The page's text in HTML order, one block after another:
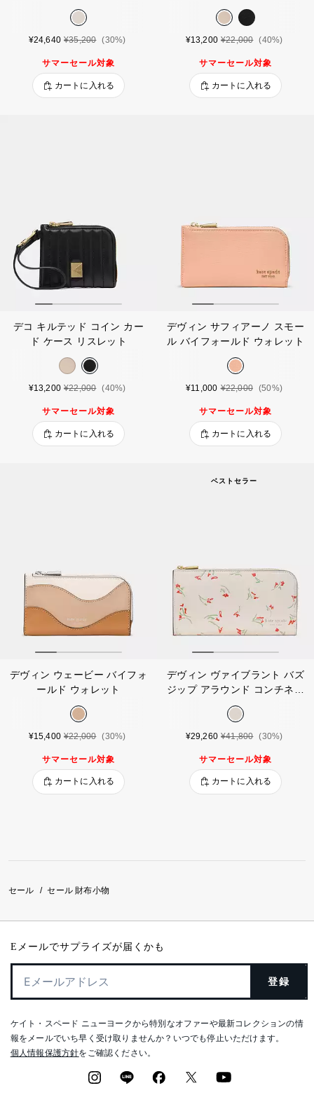
¥24,640 ¥35,200 (30%)
サマーセール対象
カートに入れる
¥13,200 ¥22,000 (40%)
サマーセール対象
カートに入れる
デコ キルテッド コイン カー
ド ケース リスレット
¥13,200 ¥22,000 (40%)
サマーセール対象
カートに入れる
デヴィン サフィアーノ スモー
ル バイフォールド ウォレット
¥11,000 ¥22,000 (50%)
サマーセール対象
カートに入れる
デヴィン ウェービー バイフォ
ールド ウォレット
¥15,400 ¥22,000 (30%)
サマーセール対象
カートに入れる
ベストセラー
デヴィン ヴァイブラント バズ
ジップ アラウンド コンチネン
タル ウォレット
¥29,260 ¥41,800 (30%)
サマーセール対象
カートに入れる
セール / セール 財布小物
Eメールでサプライズが届くかも
登録
ケイト・スペード ニューヨークから特別なオファーや最新コレクションの情
報をメールでいち早く受け取りませんか？いつでも停止いただけます。
個人情報保護方針をご確認ください。